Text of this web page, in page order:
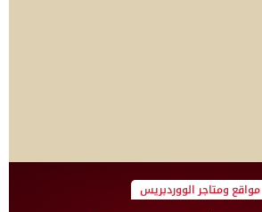
مواقع ومتاجر الووردبريس